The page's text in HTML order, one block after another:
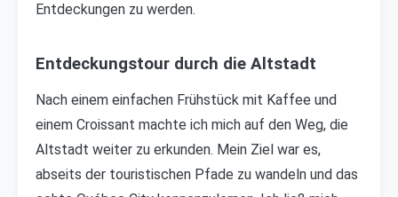
Entdeckungen zu werden.
Entdeckungstour durch die Altstadt
Nach einem einfachen Frühstück mit Kaffee und
einem Croissant machte ich mich auf den Weg, die
Altstadt weiter zu erkunden. Mein Ziel war es,
abseits der touristischen Pfade zu wandeln und das